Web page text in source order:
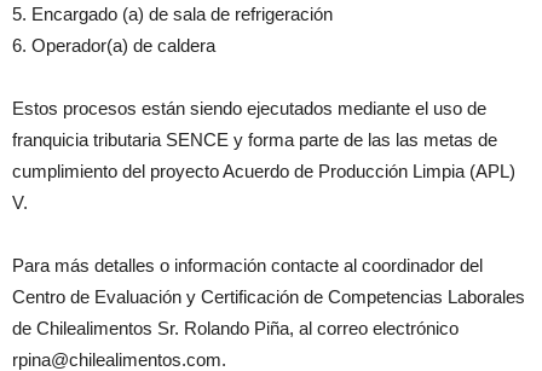
5. Encargado (a) de sala de refrigeración
6. Operador(a) de caldera
Estos procesos están siendo ejecutados mediante el uso de
franquicia tributaria SENCE y forma parte de las las metas de
cumplimiento del proyecto Acuerdo de Producción Limpia (APL)
V.
Para más detalles o información contacte al coordinador del
Centro de Evaluación y Certificación de Competencias Laborales
de Chilealimentos Sr. Rolando Piña, al correo electrónico
rpina@chilealimentos.com.